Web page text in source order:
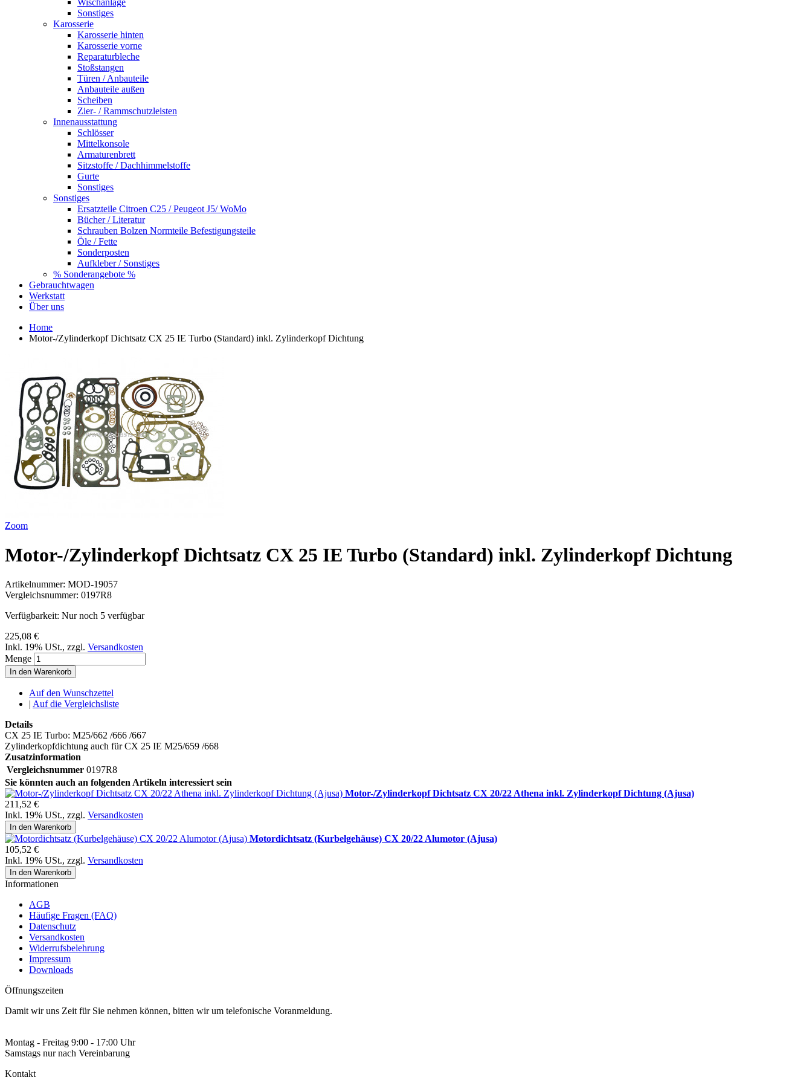
Sonstiges
Karosserie
Karosserie hinten
Karosserie vorne
Reparaturbleche
Stoßstangen
Türen / Anbauteile
Anbauteile außen
Scheiben
Zier- / Rammschutzleisten
Innenausstattung
Schlösser
Mittelkonsole
Armaturenbrett
Sitzstoffe / Dachhimmelstoffe
Gurte
Sonstiges
Sonstiges
Ersatzteile Citroen C25 / Peugeot J5/ WoMo
Bücher / Literatur
Schrauben Bolzen Normteile Befestigungsteile
Öle / Fette
Sonderposten
Aufkleber / Sonstiges
% Sonderangebote %
Gebrauchtwagen
Werkstatt
Über uns
Home
Motor-/Zylinderkopf Dichtsatz CX 25 IE Turbo (Standard) inkl. Zylinderkopf Dichtung
Zoom
Motor-/Zylinderkopf Dichtsatz CX 25 IE Turbo (Standard) inkl. Zylinderkopf Dichtung
Artikelnummer: MOD-19057
Vergleichsnummer: 0197R8
Verfügbarkeit: Nur noch 5 verfügbar
225,08 €
Inkl. 19% USt., zzgl. Versandkosten
Menge
In den Warenkorb
Auf den Wunschzettel
| Auf die Vergleichsliste
Details
CX 25 IE Turbo: M25/662 /666 /667
Zylinderkopfdichtung auch für CX 25 IE M25/659 /668
Zusatzinformation
Vergleichsnummer 0197R8
Sie könnten auch an folgenden Artikeln interessiert sein
Motor-/Zylinderkopf Dichtsatz CX 20/22 Athena inkl. Zylinderkopf Dichtung (Ajusa)
211,52 €
Inkl. 19% USt., zzgl. Versandkosten
In den Warenkorb
Motordichtsatz (Kurbelgehäuse) CX 20/22 Alumotor (Ajusa)
105,52 €
Inkl. 19% USt., zzgl. Versandkosten
In den Warenkorb
Informationen
AGB
Häufige Fragen (FAQ)
Datenschutz
Versandkosten
Widerrufsbelehrung
Impressum
Downloads
Öffnungszeiten
Damit wir uns Zeit für Sie nehmen können, bitten wir um telefonische Voranmeldung.
Montag - Freitag 9:00 - 17:00 Uhr
Samstags nur nach Vereinbarung
Kontakt